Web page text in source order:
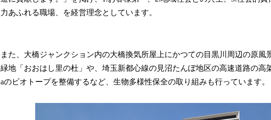
力あふれる職場、を経営理念としています。
また、大橋ジャンクション内の大橋換気所屋上にかつての目黒川周辺の原風
緑地「おおはし里の杜」や、埼玉新都心線の見沼たんぼ地区の高速道路の高
aのビオトープを整備するなど、生物多様性保全の取り組みも行っています。